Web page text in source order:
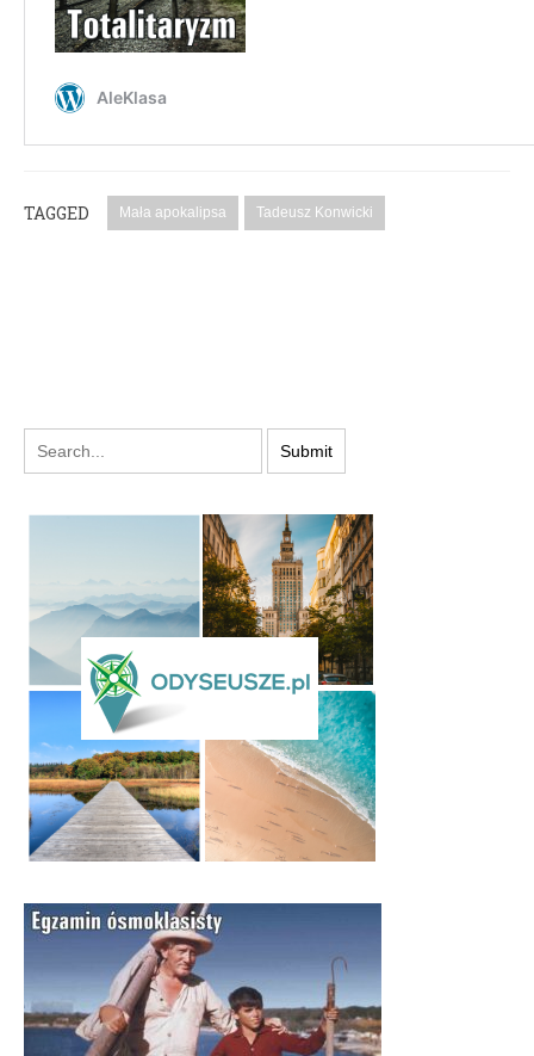
TAGGED Mała apokalipsa Tadeusz Konwicki